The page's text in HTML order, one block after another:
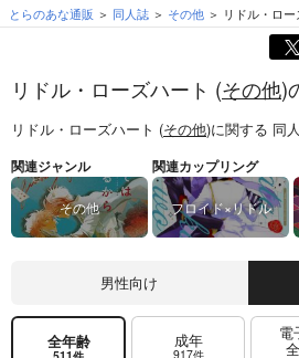
とらのあな通販 同人誌 その他 リドル・ロー
リドル・ローズハート (その他)
リドル・ローズハート (その他)に関する 同
関連ジャンル
その他
関連カップリング
フロイド×リドル
男性向け
全年齢 成年
917件
電